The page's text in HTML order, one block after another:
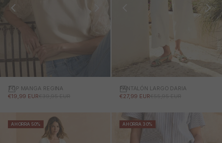
TOP MANGA REGINA
PRECIO DE OFERTA
€19,99 EURPRECIO NORMAL
€39,95 EUR
PANTALÓN LARGO DARIA
PRECIO DE OFERTA
€27,99 EURPRECIO NORMAL
€55,95 EUR
AHORRA 50% AHORRA 30%